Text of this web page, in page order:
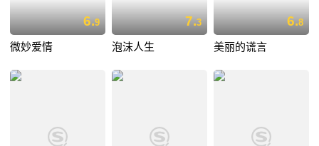
6.9
微妙爱情
7.3
泡沫人生
6.8
美丽的谎言